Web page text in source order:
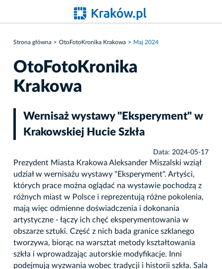
Strona główna OtoFotoKronika Krakowa Maj 2024
OtoFotoKronika
Krakowa
Wernisaż wystawy "Eksperyment" w
Krakowskiej Hucie Szkła
Data: 2024-05-17
Prezydent Miasta Krakowa Aleksander Miszalski wziął
udział w wernisażu wystawy "Eksperyment". Artyści,
których prace można oglądać na wystawie pochodzą z
różnych miast w Polsce i reprezentują różne pokolenia,
mają więc odmienne doświadczenia i dokonania
artystyczne - łączy ich chęć eksperymentowania w
obszarze sztuki. Część z nich bada granice szklanego
tworzywa, biorąc na warsztat metody kształtowania
szkła i wprowadzając autorskie modyfikacje. Inni
podejmują wyzwania wobec tradycji i historii szkła. Sala